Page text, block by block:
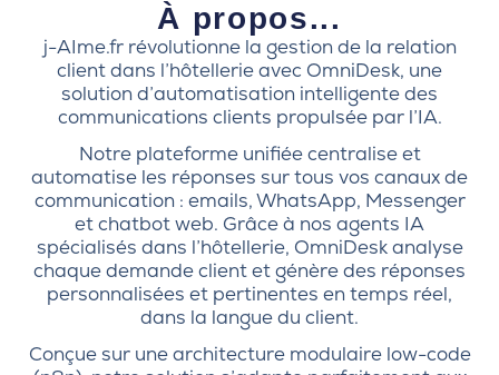
À propos...
j-AIme.fr révolutionne la gestion de la relation
client dans l’hôtellerie avec OmniDesk, une
solution d’automatisation intelligente des
communications clients propulsée par l’IA.
Notre plateforme unifiée centralise et
automatise les réponses sur tous vos canaux de
communication : emails, WhatsApp, Messenger
et chatbot web. Grâce à nos agents IA
spécialisés dans l’hôtellerie, OmniDesk analyse
chaque demande client et génère des réponses
personnalisées et pertinentes en temps réel,
dans la langue du client.
Conçue sur une architecture modulaire low-code